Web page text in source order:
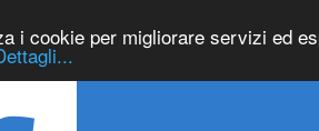
i cookie per migliorare servizi ed